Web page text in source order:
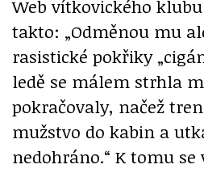
Web vítkovického
takto: „Odměnou mu
rasistické pokřiky
ledě se málem strhla
pokračovaly, načež
mužstvo do kabin a
nedohráno.“ K tomu